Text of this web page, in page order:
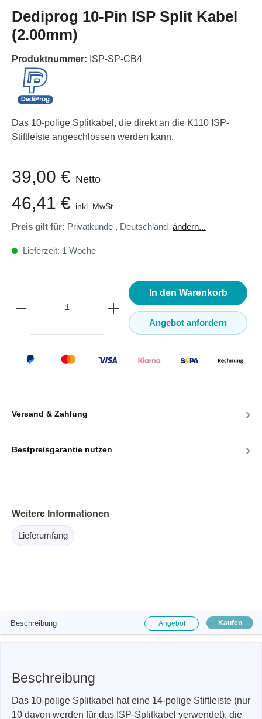
Dediprog 10-Pin ISP Split Kabel
(2.00mm)
Produktnummer: ISP-SP-CB4
Das 10-polige Splitkabel, die direkt an die K110 ISP-
Stiftleiste angeschlossen werden kann.
39,00 € Netto
46,41 € inkl. MwSt.
Preis gilt für: Privatkunde , Deutschland ändern...
Lieferzeit: 1 Woche
In den Warenkorb
Angebot anfordern
Versand & Zahlung ›
Bestpreisgarantie nutzen ›
Weitere Informationen
Lieferumfang
Beschreibung Angebot Kaufen
Beschreibung
Das 10-polige Splitkabel hat eine 14-polige Stiftleiste (nur
10 davon werden für das ISP-Splitkabel verwendet), die